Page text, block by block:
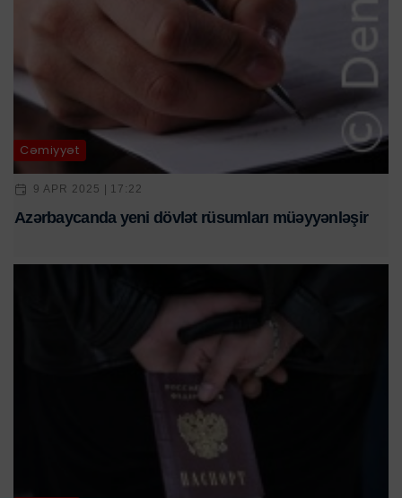
Cəmiyyət
9 APR 2025 | 17:22
Azərbaycanda yeni dövlət rüsumları müəyyənləşir